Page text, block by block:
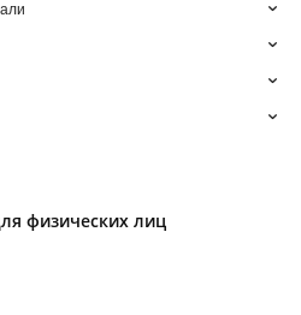
физических лиц